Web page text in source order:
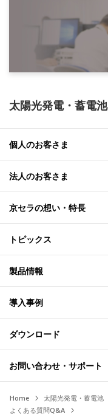
太陽光発電・蓄電池
個人のお客さま
法人のお客さま
京セラの想い・特長
トピックス
製品情報
導入事例
ダウンロード
お問い合わせ・サポート
Home 太陽光発電・蓄電池
よくある質問Q&A